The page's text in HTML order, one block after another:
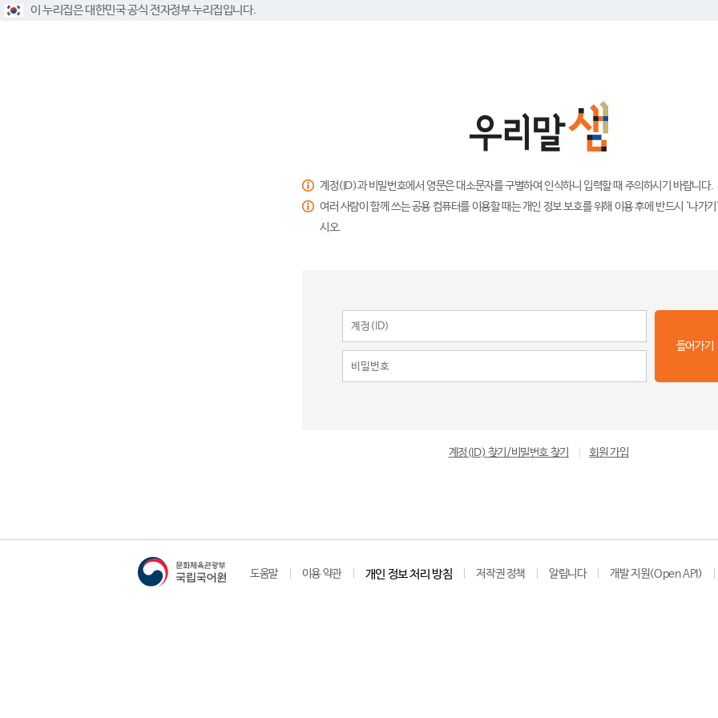
이 누리집은 대한민국 공식 전자정부 누리집입니다.
계정(ID)과 비밀번호에서 영문은 대소문자를 구별하여 인식하니 입력할 때 주의하시기 바랍니다.
여러 사람이 함께 쓰는 공용 컴퓨터를 이용할 때는 개인 정보 보호를 위해 이용 후에 반드시 '나가
시오.
들어가기
계정(ID) 찾기/비밀번호 찾기 회원 가입
도움말 이용 약관 개인 정보 처리 방침 저작권 정책 알립니다 개발 지원(Open API)